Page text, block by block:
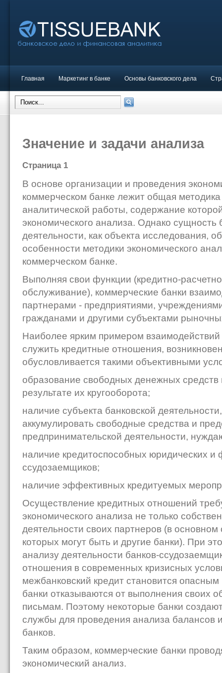
Главная Маркетинг в банке Основы банковского дела
Значение и задачи анализа
Страница 1
В основе организации и проведения
коммерческом банке лежит общая методика
аналитической работы, содержание
экономического анализа. Однако сущность
деятельности, как объекта исследования,
особенности методики экономического
коммерческом банке.
Выполняя свои функции (кредитно-
обслуживание), коммерческие банки
партнерами - предприятиями,
гражданами и другими субъектами
Наиболее ярким примером взаимодействий
служить кредитные отношения,
обусловливается такими объективными
образование свободных денежных средств
результате их кругооборота;
наличие субъекта банковской
аккумулировать свободные средства и
предпринимательской деятельности,
наличие кредитоспособных юридических и
ссудозаемщиков;
наличие эффективных кредитуемых
Осуществление кредитных отношений
экономического анализа не только
деятельности своих партнеров (в
которых могут быть и другие банки). При
анализу деятельности банков-
отношения в современных кризисных
межбанковский кредит становится
банки отказываются от выполнения своих
письмам. Поэтому некоторые банки
службы для проведения анализа балансов
банков.
Таким образом, коммерческие банки
экономический анализ.